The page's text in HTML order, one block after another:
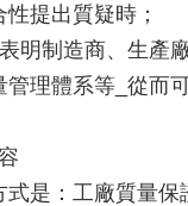
提出質疑時；
明制造商、生產
管理體系等_從而
式是：工廠質量保